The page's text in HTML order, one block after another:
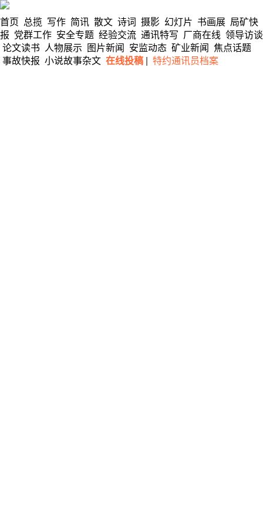
首页 总揽 写作 简讯 散文 诗词 摄影 幻灯片 书画展 局矿快
报 党群工作 安全专题 经验交流 通讯特写 厂商在线 领导访谈
论文读书
人物展示 图片新闻 安监动态 矿业新闻
焦点话题
事故快报 小说故事杂文 在线投稿 特约通讯员档案